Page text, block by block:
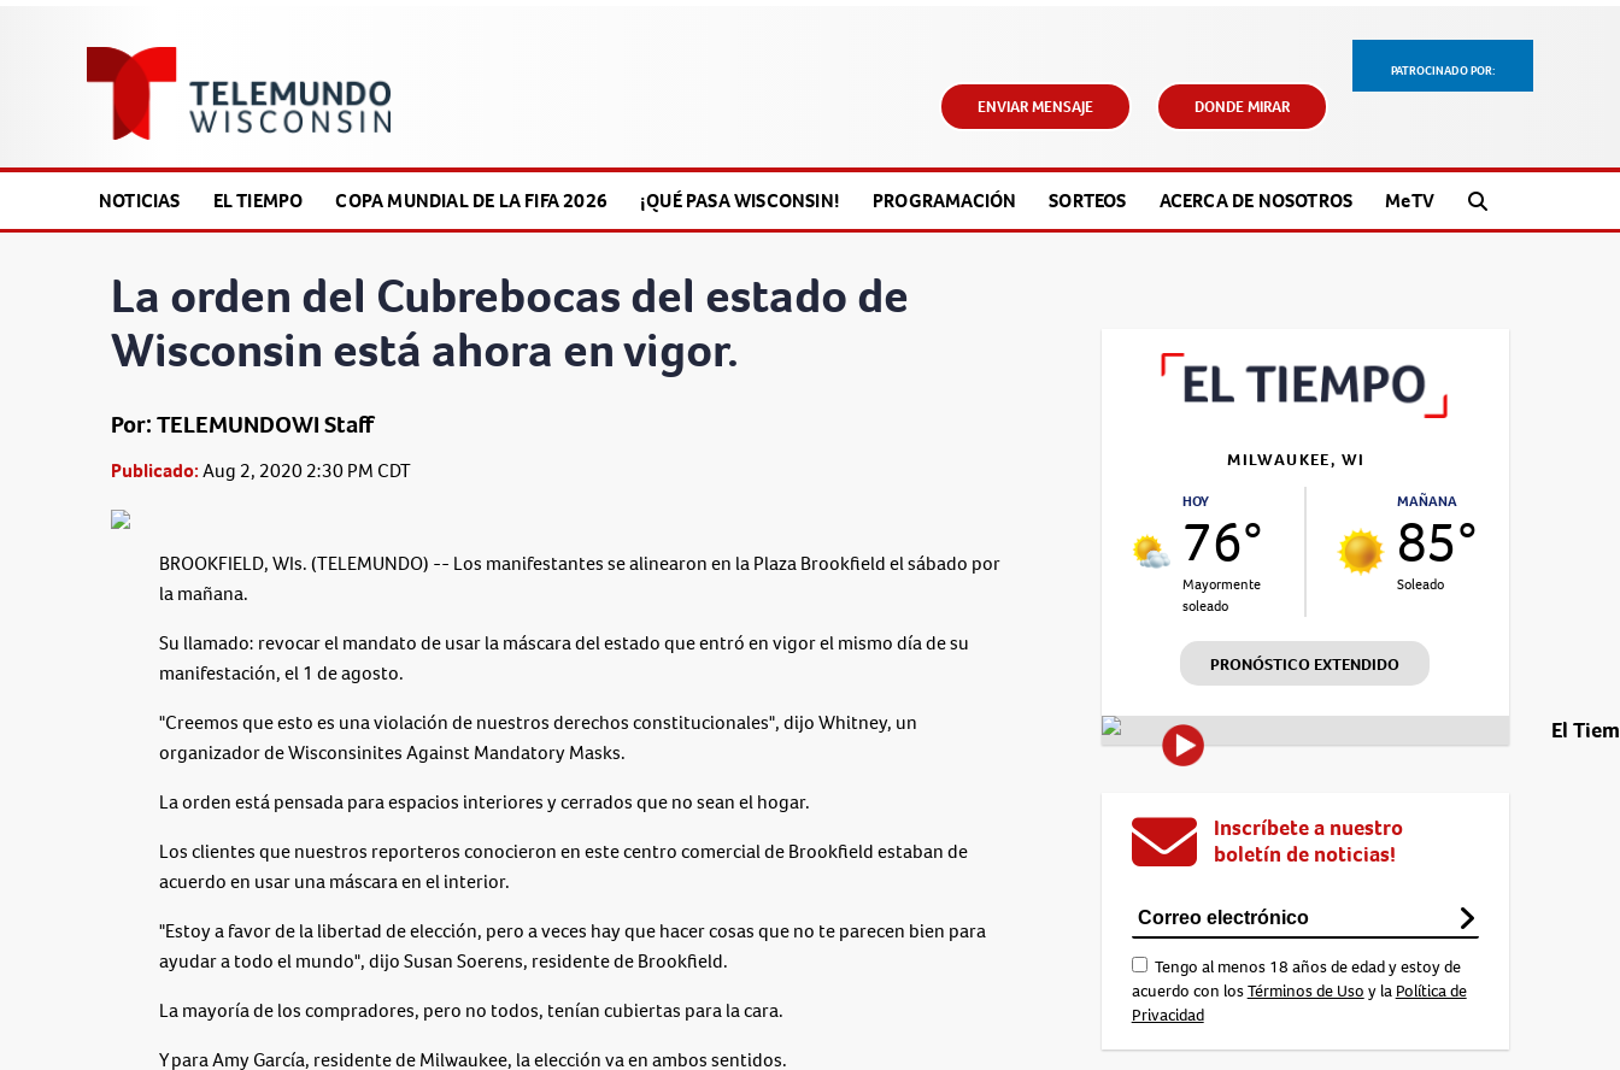
PATROCINADO POR:
ENVIAR MENSAJE DONDE MIRAR
NOTICIAS EL TIEMPO COPA MUNDIAL DE LA FIFA 2026 ¡QUÉ PASA WISCONSIN! PROGRAMACIÓN SORTEOS ACERCA DE NOSOTROS MeTV
La orden del Cubrebocas del estado de
Wisconsin está ahora en vigor.
Por: TELEMUNDOWI Staff
Publicado:Aug 2, 2020 2:30 PM CDT
BROOKFIELD, WIs. (TELEMUNDO) -- Los manifestantes se alinearon en la Plaza Brookfield el sábado por
la mañana.
Su llamado: revocar el mandato de usar la máscara del estado que entró en vigor el mismo día de su
manifestación, el 1 de agosto.
"Creemos que esto es una violación de nuestros derechos constitucionales", dijo Whitney, un
organizador de Wisconsinites Against Mandatory Masks.
La orden está pensada para espacios interiores y cerrados que no sean el hogar.
Los clientes que nuestros reporteros conocieron en este centro comercial de Brookfield estaban de
acuerdo en usar una máscara en el interior.
"Estoy a favor de la libertad de elección, pero a veces hay que hacer cosas que no te parecen bien para
ayudar a todo el mundo", dijo Susan Soerens, residente de Brookfield.
La mayoría de los compradores, pero no todos, tenían cubiertas para la cara.
Y para Amy García, residente de Milwaukee, la elección va en ambos sentidos.
MILWAUKEE, WI
HOY
76°
Mayormente
soleado
MAÑANA
85°
Soleado
PRONÓSTICO EXTENDIDO
El
Inscríbete a nuestro
boletín de noticias!
Tengo al menos 18 años de edad y estoy de
acuerdo con losTérminos de Uso y la Política de
Privacidad